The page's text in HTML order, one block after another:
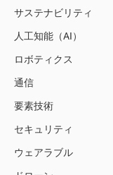
サステナビリティ
人工知能（AI）
ロボティクス
通信
要素技術
セキュリティ
ウェアラブル